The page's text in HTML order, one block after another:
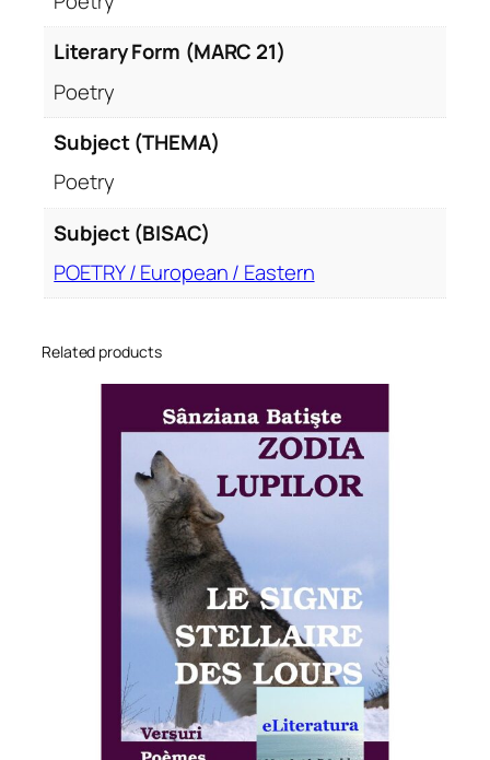
Literary Form (MARC 21)
Poetry
Subject (THEMA)
Poetry
Subject (BISAC)
POETRY / European / Eastern
Related products